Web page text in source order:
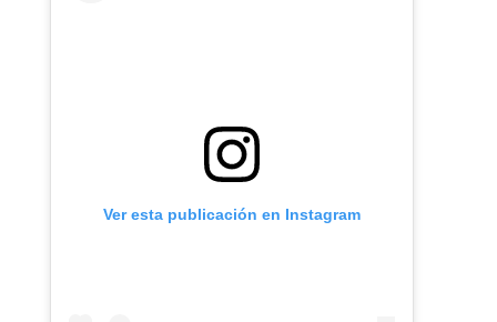
Ver esta publicación en Instagram